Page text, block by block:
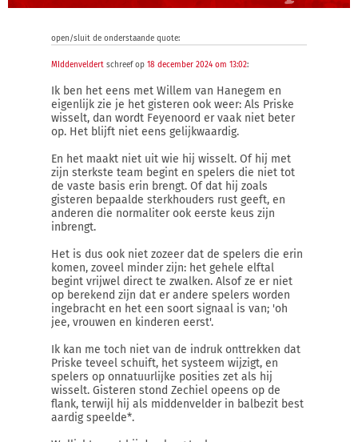
open/sluit de onderstaande quote:
MIddenveldert schreef op 18 december 2024 om 13:02:
Ik ben het eens met Willem van Hanegem en
eigenlijk zie je het gisteren ook weer: Als Priske
wisselt, dan wordt Feyenoord er vaak niet beter
op. Het blijft niet eens gelijkwaardig.
En het maakt niet uit wie hij wisselt. Of hij met
zijn sterkste team begint en spelers die niet tot
de vaste basis erin brengt. Of dat hij zoals
gisteren bepaalde sterkhouders rust geeft, en
anderen die normaliter ook eerste keus zijn
inbrengt.
Het is dus ook niet zozeer dat de spelers die erin
komen, zoveel minder zijn: het gehele elftal
begint vrijwel direct te zwalken. Alsof ze er niet
op berekend zijn dat er andere spelers worden
ingebracht en het een soort signaal is van; 'oh
jee, vrouwen en kinderen eerst'.
Ik kan me toch niet van de indruk onttrekken dat
Priske teveel schuift, het systeem wijzigt, en
spelers op onnatuurlijke posities zet als hij
wisselt. Gisteren stond Zechiel opeens op de
flank, terwijl hij als middenvelder in balbezit best
aardig speelde*.